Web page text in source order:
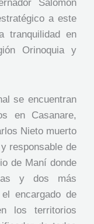
Salomón
a este
tranquilidad en
Orinoquia y
se encuentran
en Casanare,
Nieto muerto
responsable de
de Maní donde
y dos más
encargado de
los territorios